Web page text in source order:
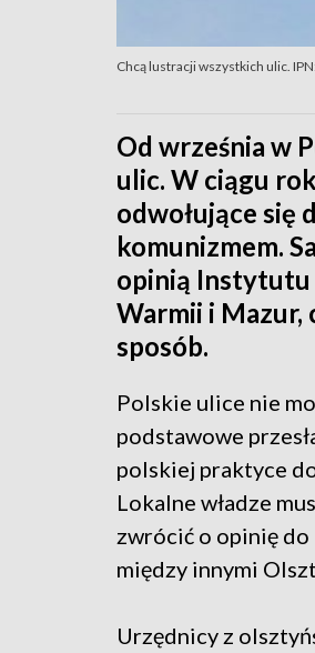
Chcą lustracji wszystkich ulic.
Od września w
ulic. W ciągu
odwołujące się
komunizmem.
opinią Instytutu
Warmii i Mazur,
sposób.
Polskie ulice nie
podstawowe
polskiej praktyce
Lokalne władze
zwrócić o opinię
między innymi
Urzędnicy z